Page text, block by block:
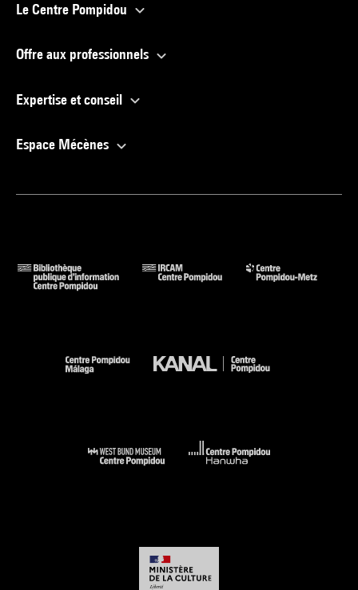
Le Centre Pompidou
Offre aux professionnels
Expertise et conseil
Espace Mécènes